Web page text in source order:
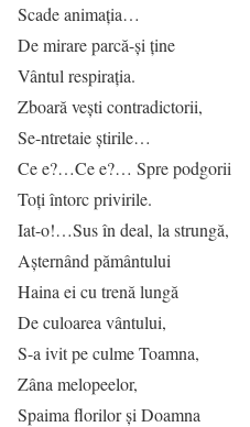
Scade animaţia…
De mirare parcă-şi ţine
Vântul respiraţia.
Zboară veşti contradictorii,
Se-ntretaie ştirile…
Ce e?…Ce e?… Spre podgorii
Toţi întorc privirile.
Iat-o!…Sus în deal, la strungă,
Aşternând pământului
Haina ei cu trenă lungă
De culoarea vântului,
S-a ivit pe culme Toamna,
Zâna melopeelor,
Spaima florilor şi Doamna